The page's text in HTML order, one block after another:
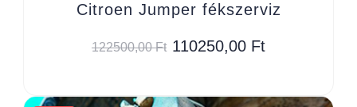
Citroen Jumper fékszerviz
122500,00Ft 110250,00 Ft